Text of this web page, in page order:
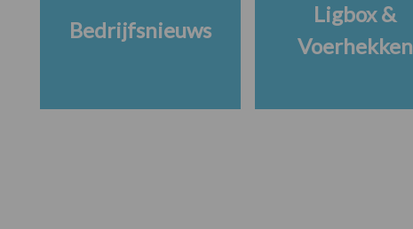
Bedrijfsnieuws
Ligbox &
Voerhekken